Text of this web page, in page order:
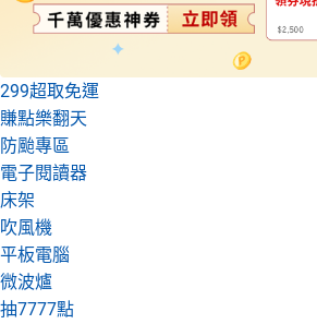
299超取免運
賺點樂翻天
防颱專區
電子閱讀器
床架
吹風機
平板電腦
微波爐
抽7777點